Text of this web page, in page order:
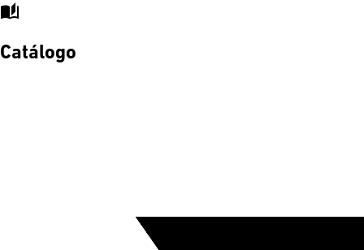
auto_stories
Catálogo